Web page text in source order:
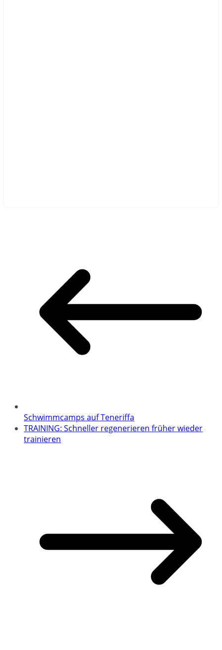
Schwimmcamps auf Teneriffa
TRAINING: Schneller regenerieren früher wieder
trainieren